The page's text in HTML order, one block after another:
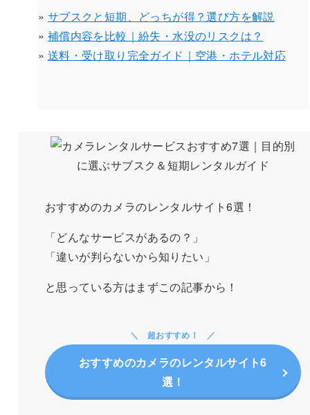
» サブスクと短期、どっちが得？選び方を解説
» 補償内容を比較｜紛失・水没のリスクは？
» 送料・受け取り完全ガイド｜空港・ホテル対応
おすすめのカメラのレンタルサイト6選！
「どんなサービスがあるの？」
「違いが判らないから知りたい」
と思っている方はまずこの記事から！
超おすすめ！
おすすめのカメラのレンタルサイト6
選！